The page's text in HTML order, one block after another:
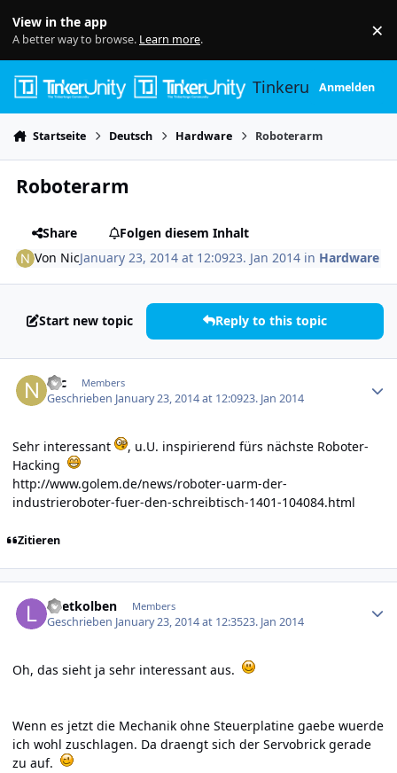
View in the app
A better way to browse. Learn more. ×
TinkerunityAnmelden
Startseite Deutsch Hardware Roboterarm
Roboterarm
Share
Folgen diesem Inhalt
Von NicJanuary 23, 2014 at 12:0923. Jan 2014 in Hardware
Start new topic Reply to this topic
Nic Members
Geschrieben January 23, 2014 at 12:0923. Jan 2014
Sehr interessant
, u.U. inspirierend fürs nächste Roboter-
Hacking
http://www.golem.de/news/roboter-uarm-der-
industrieroboter-fuer-den-schreibtisch-1401-104084.html
Zitieren
Loetkolben Members
Geschrieben January 23, 2014 at 12:3523. Jan 2014
Oh, das sieht ja sehr interessant aus.
Wenn es jetzt die Mechanik ohne Steuerplatine gaebe wuerde
ich wohl zuschlagen. Da draengt sich der Servobrick gerade
zu auf.